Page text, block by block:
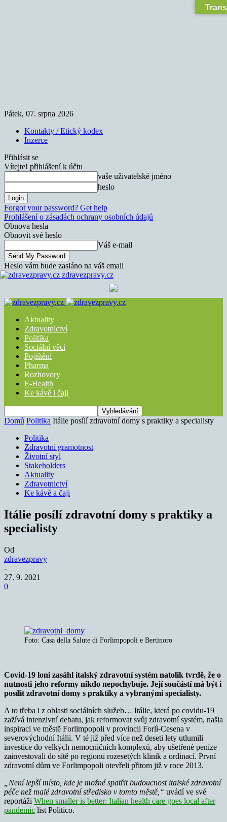
Pátek, 07. srpna 2026
Kontakty / Etický kodex
Inzerce
Přihlásit se
Vítejte! přihlášení k účtu
vaše uživatelské jméno
heslo
Forgot your password? Get help
Prohlášení o zásadách ochrany osobních údajů
Obnova hesla
Obnovit své heslo
Váš e-mail
Heslo vám bude zasláno na váš email
zdravezpravy.cz
Aktuality
Zdravotnictví
Politika
Sociální věci
Pojištění
Pharma
Rozhovory
E-Health
Ke kávě i čaji
Domů Politika Itálie posílí zdravotní domy s praktiky a specialisty
Politika
Zdravotní gramotnost
Životní styl
Stakeholders
Aktuality
Zdravotnictví
Ke kávě a čaji
Itálie posílí zdravotní domy s praktiky a
specialisty
Od
zdravezpravy
-
27. 9. 2021
0
Foto: Casa della Salute di Forlimpopoli e Bertinoro
Covid-19 loni zasáhl italský zdravotní systém natolik tvrdě, že o
nutnosti jeho reformy nikdo nepochybuje. Její součástí má být i
posílit zdravotní domy s praktiky a vybranými specialisty.
A to třeba i z oblasti sociálních služeb… Itálie, která po covidu-19
zažívá intenzivní debatu, jak reformovat svůj zdravotní systém, našla
inspiraci ve městě Forlimpopoli v provincii Forlì-Cesena v
severovýchodní Itálii. V té již před více než deseti lety utlumili
investice do velkých nemocničních komplexů, aby ušetřené peníze
zainvestovali do sítě po regionu rozesetých klinik a ordinací. První
zdravotní dům ve Forlimpopoli otevřeli přitom již v roce 2013.
„Není lepší místo, kde je možné spatřit budoucnost italské zdravotní
péče než malé zdravotní středisko v tomto městě,“ uvádí ve své
reportáži When smaller is better: Italian health care goes local after
pandemic list Politico.